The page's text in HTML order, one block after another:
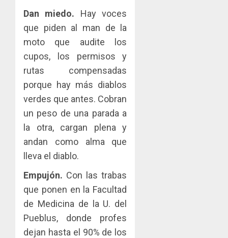
Dan miedo. Hay voces
que piden al man de la
moto que audite los
cupos, los permisos y
rutas compensadas
porque hay más diablos
verdes que antes. Cobran
un peso de una parada a
la otra, cargan plena y
andan como alma que
lleva el diablo.
Empujón. Con las trabas
que ponen en la Facultad
de Medicina de la U. del
Pueblus, donde profes
dejan hasta el 90% de los